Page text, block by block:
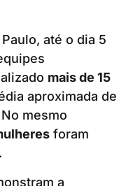
até o dia 5
mais de 15
aproximada de
mesmo
foram
a